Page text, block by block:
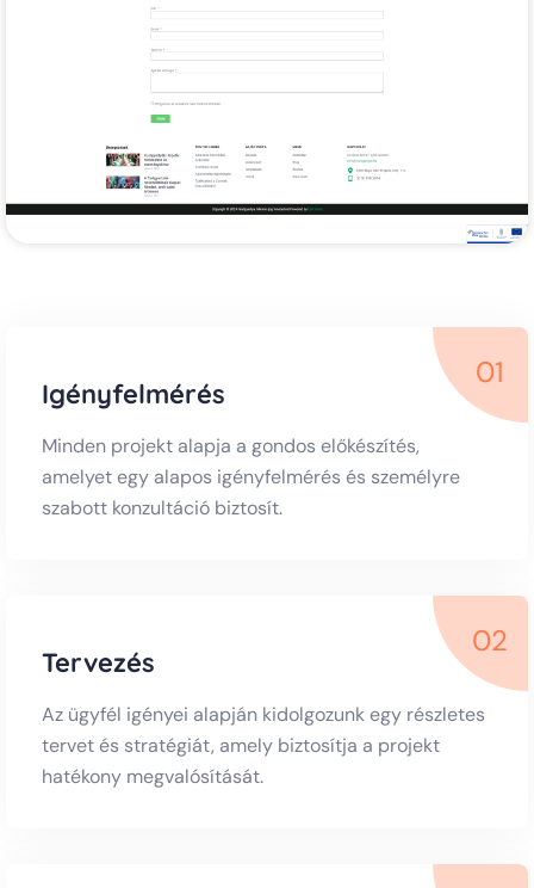
01
Igényfelmérés
Minden projekt alapja a gondos előkészítés,
amelyet egy alapos igényfelmérés és személyre
szabott konzultáció biztosít.
02
Tervezés
Az ügyfél igényei alapján kidolgozunk egy részletes
tervet és stratégiát, amely biztosítja a projekt
hatékony megvalósítását.